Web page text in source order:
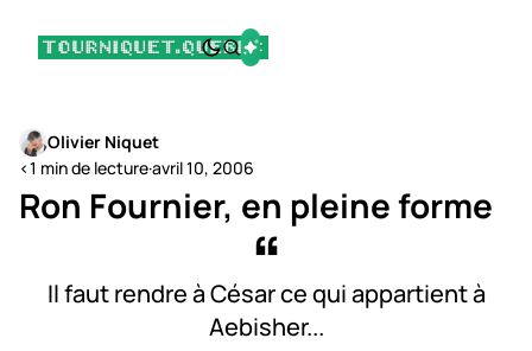
Olivier Niquet
<1 min de lecture·avril 10, 2006
Ron Fournier, en pleine forme
Il faut rendre à César ce qui appartient à
Aebisher...